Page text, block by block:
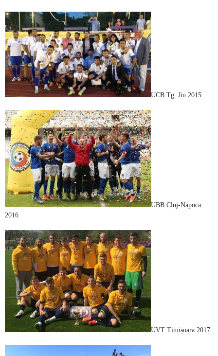
UCB Tg. Jiu 2015
UBB Cluj-Napoca
2016
UVT Timișoara 2017